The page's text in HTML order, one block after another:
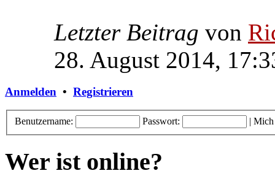
Letzter Beitrag von
28. August 2014,
Anmelden • Registrieren
Benutzername: Passwort: | Mich
Wer ist online?